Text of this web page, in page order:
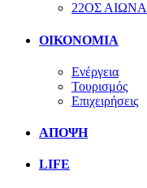
22ΟΣ
ΟΙΚΟΝΟΜΙΑ
Ενέργεια
Τουρισμός
Επιχειρήσεις
ΑΠΟΨΗ
LIFE